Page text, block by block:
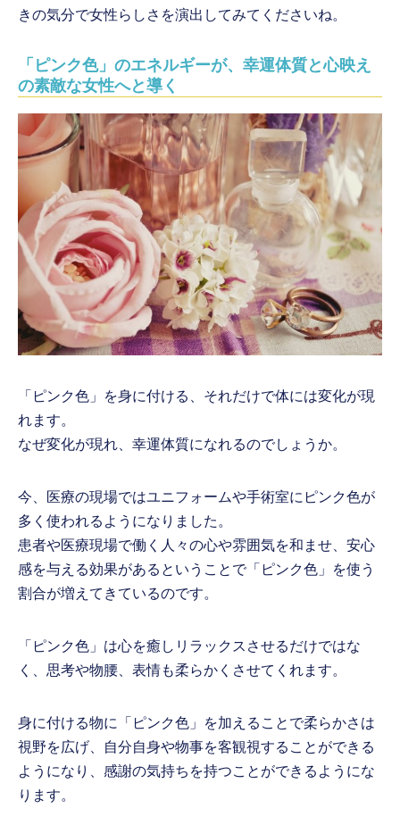
きの気分で女性らしさを演出してみてくださいね。
「ピンク色」のエネルギーが、幸運体質と心映え
の素敵な女性へと導く
「ピンク色」を身に付ける、それだけで体には変化が現
れます。
なぜ変化が現れ、幸運体質になれるのでしょうか。
今、医療の現場ではユニフォームや手術室にピンク色が
多く使われるようになりました。
患者や医療現場で働く人々の心や雰囲気を和ませ、安心
感を与える効果があるということで「ピンク色」を使う
割合が増えてきているのです。
「ピンク色」は心を癒しリラックスさせるだけではな
く、思考や物腰、表情も柔らかくさせてくれます。
身に付ける物に「ピンク色」を加えることで柔らかさは
視野を広げ、自分自身や物事を客観視することができる
ようになり、感謝の気持ちを持つことができるようにな
ります。